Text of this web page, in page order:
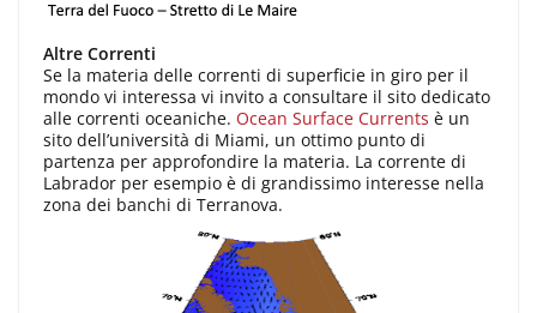
Altre Correnti
Se la materia delle correnti di superficie in giro per il
mondo vi interessa vi invito a consultare il sito dedicato
alle correnti oceaniche. Ocean Surface Currents è un
sito dell’università di Miami, un ottimo punto di
partenza per approfondire la materia. La corrente di
Labrador per esempio è di grandissimo interesse nella
zona dei banchi di Terranova.